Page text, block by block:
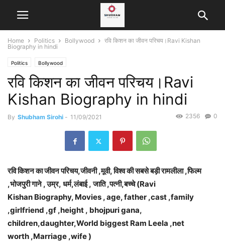
Home Politics Bollywood
रवि किशन का जीवन परिचय।Ravi Kishan
Biography in hindi
Politics Bollywood
रवि किशन का जीवन परिचय।Ravi
Kishan Biography in hindi
By Shubham Sirohi - 11/09/2021 0
2356
रवि किशन का जीवन परिचय,जीवनी ,मूवी, विश्व की सबसे बड़ी रामलीला,फिल्म
,भोजपुरी गाने , उम्र, धर्म,लंबाई ,जाति ,पत्नी,बच्चे (Ravi
Kishan Biography, Movies , age, father ,cast ,family
,girlfriend ,gf ,height , bhojpuri gana,
children,daughter,World biggest Ram Leela ,net
worth ,Marriage ,wife )